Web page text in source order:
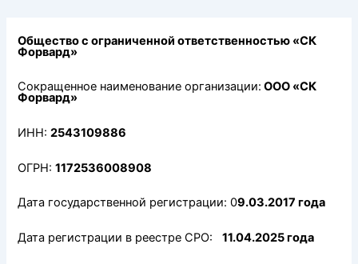
Общество с ограниченной ответственностью «СК
Форвард»
Сокращенное наименование организации: ООО «СК
Форвард»
ИНН:2543109886
ОГРН:1172536008908
Дата государственной регистрации: 09.03.2017 года
Дата регистрации в реестре СРО:11.04.2025 года